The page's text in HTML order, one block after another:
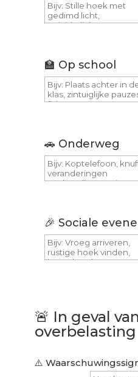
🏫 Op school
🚗 Onderweg
🎉 Sociale
🚨 In geval
overbelasting
⚠️